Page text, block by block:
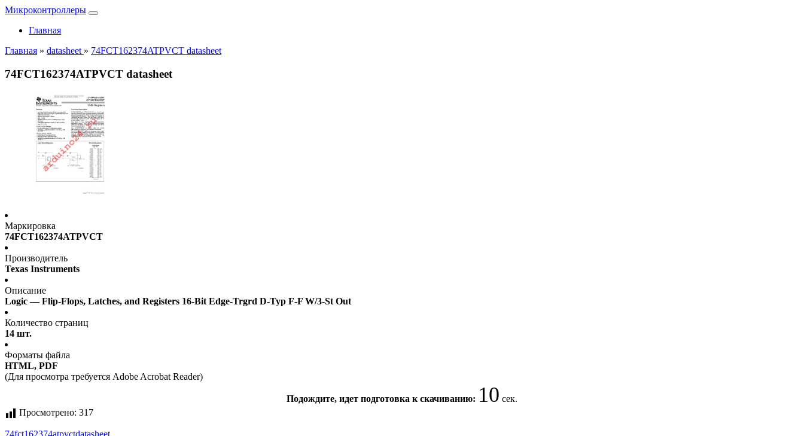
Микроконтроллеры
Главная
Главная » datasheet » 74FCT162374ATPVCT datasheet
74FCT162374ATPVCT datasheet
Маркировка
74FCT162374ATPVCT
Производитель
Texas Instruments
Описание
Logic — Flip-Flops, Latches, and Registers 16-Bit Edge-Trgrd D-Typ F-F W/3-St Out
Количество страниц
14 шт.
Форматы файла
HTML, PDF
(Для просмотра требуется Adobe Acrobat Reader)
Подождите, идет подготовка к скачиванию: 10 сек.
Просмотрено: 317